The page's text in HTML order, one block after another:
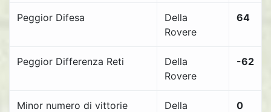
Peggior Difesa
Della
Rovere
64
Peggior Differenza Reti
Della
Rovere
-62
Minor numero di vittorie
Della
0